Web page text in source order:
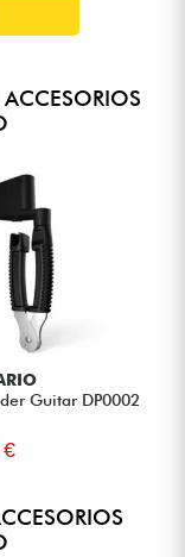
Guitar DP0002